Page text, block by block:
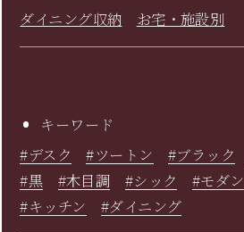
ダイニング収納
お宅・施設別
キーワード
#デスク
#ツートン #ブラック
#黒
#木目調 #シック #モダン
#キッチン
#ダイニング